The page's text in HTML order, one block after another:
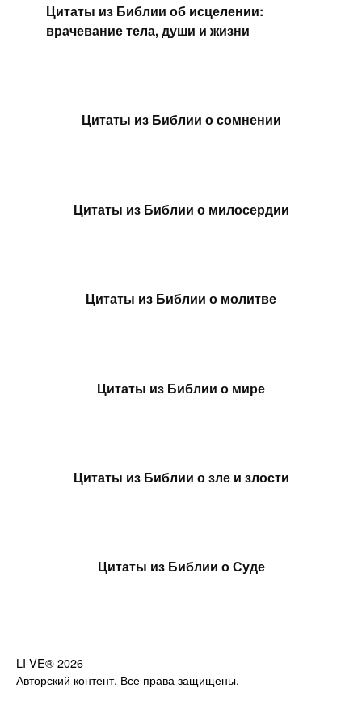
Цитаты из Библии об исцелении:
врачевание тела, души и жизни
Цитаты из Библии о сомнении
Цитаты из Библии о милосердии
Цитаты из Библии о молитве
Цитаты из Библии о мире
Цитаты из Библии о зле и злости
Цитаты из Библии о Суде
LI-VE® 2026
Авторский контент. Все права защищены.